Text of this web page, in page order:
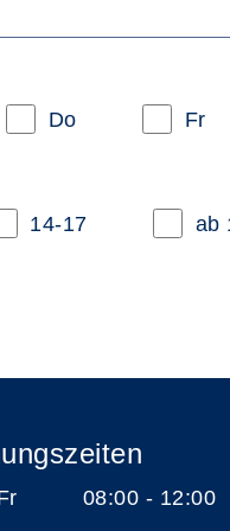
Do Fr
14-17 ab
Fr 08:00 - 12:00